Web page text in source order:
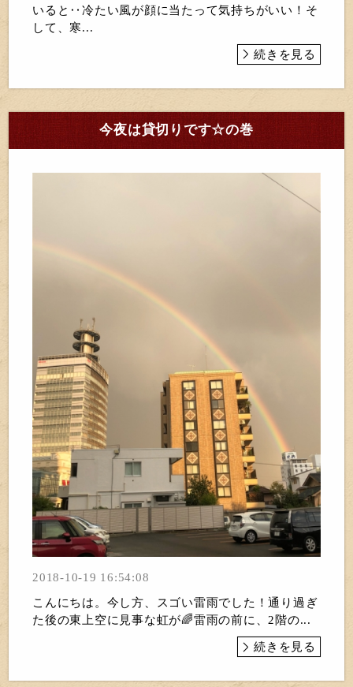
いると‥冷たい風が顔に当たって気持ちがいい！そ
して、寒...
続きを見る
今夜は貸切りです☆の巻
2018-10-19 16:54:08
こんにちは。今し方、スゴい雷雨でした！通り過ぎ
た後の東上空に見事な虹が🌈雷雨の前に、2階の...
続きを見る